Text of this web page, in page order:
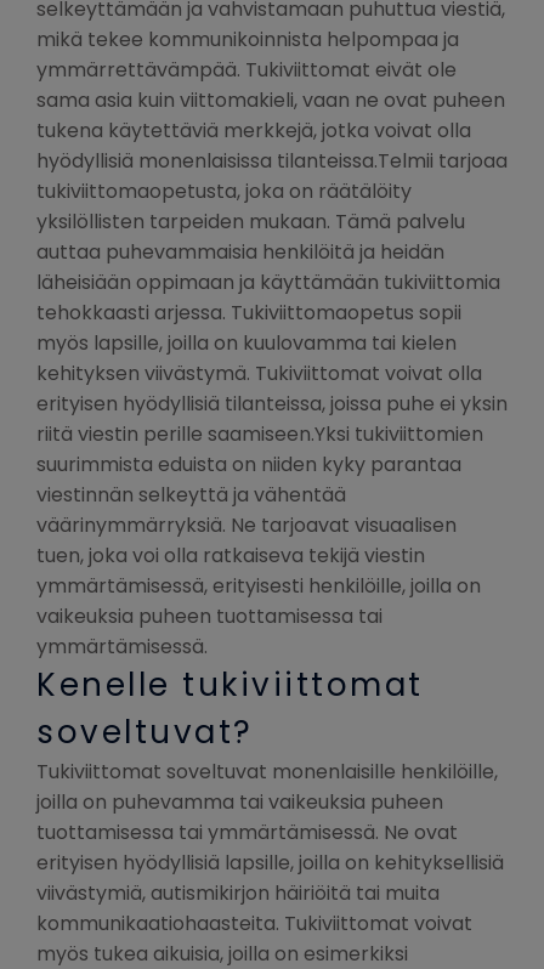
selkeyttämään ja vahvistamaan puhuttua viestiä,
mikä tekee kommunikoinnista helpompaa ja
ymmärrettävämpää. Tukiviittomat eivät ole
sama asia kuin viittomakieli, vaan ne ovat puheen
tukena käytettäviä merkkejä, jotka voivat olla
hyödyllisiä monenlaisissa tilanteissa.Telmii tarjoaa
tukiviittomaopetusta, joka on räätälöity
yksilöllisten tarpeiden mukaan. Tämä palvelu
auttaa puhevammaisia henkilöitä ja heidän
läheisiään oppimaan ja käyttämään tukiviittomia
tehokkaasti arjessa. Tukiviittomaopetus sopii
myös lapsille, joilla on kuulovamma tai kielen
kehityksen viivästymä. Tukiviittomat voivat olla
erityisen hyödyllisiä tilanteissa, joissa puhe ei yksin
riitä viestin perille saamiseen.Yksi tukiviittomien
suurimmista eduista on niiden kyky parantaa
viestinnän selkeyttä ja vähentää
väärinymmärryksiä. Ne tarjoavat visuaalisen
tuen, joka voi olla ratkaiseva tekijä viestin
ymmärtämisessä, erityisesti henkilöille, joilla on
vaikeuksia puheen tuottamisessa tai
ymmärtämisessä.
Kenelle tukiviittomat
soveltuvat?
Tukiviittomat soveltuvat monenlaisille henkilöille,
joilla on puhevamma tai vaikeuksia puheen
tuottamisessa tai ymmärtämisessä. Ne ovat
erityisen hyödyllisiä lapsille, joilla on kehityksellisiä
viivästymiä, autismikirjon häiriöitä tai muita
kommunikaatiohaasteita. Tukiviittomat voivat
myös tukea aikuisia, joilla on esimerkiksi